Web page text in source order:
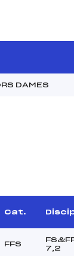
DAMES
Cat.
FFS
7,2